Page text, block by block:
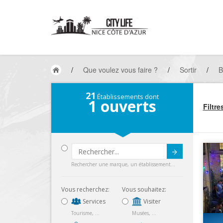
/ Que voulez vous faire ? / Sortir /
21 Établissements dont
1 ouverts
Rechercher une marque, un établissement...
Vous recherchez:
Services
Tourisme, ...
Vous souhaitez:
Visiter
Musées, ...